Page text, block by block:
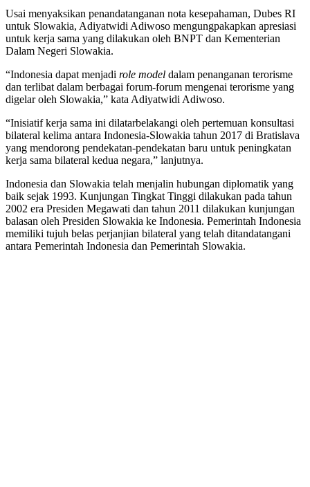
Usai menyaksikan penandatanganan nota kesepahaman, Dubes RI
untuk Slowakia, Adiyatwidi Adiwoso mengungpakapkan apresiasi
untuk kerja sama yang dilakukan oleh BNPT dan Kementerian
Dalam Negeri Slowakia.
“Indonesia dapat menjadi role model dalam penanganan terorisme
dan terlibat dalam berbagai forum-forum mengenai terorisme yang
digelar oleh Slowakia,” kata Adiyatwidi Adiwoso.
“Inisiatif kerja sama ini dilatarbelakangi oleh pertemuan konsultasi
bilateral kelima antara Indonesia-Slowakia tahun 2017 di Bratislava
yang mendorong pendekatan-pendekatan baru untuk peningkatan
kerja sama bilateral kedua negara,” lanjutnya.
Indonesia dan Slowakia telah menjalin hubungan diplomatik yang
baik sejak 1993. Kunjungan Tingkat Tinggi dilakukan pada tahun
2002 era Presiden Megawati dan tahun 2011 dilakukan kunjungan
balasan oleh Presiden Slowakia ke Indonesia. Pemerintah Indonesia
memiliki tujuh belas perjanjian bilateral yang telah ditandatangani
antara Pemerintah Indonesia dan Pemerintah Slowakia.